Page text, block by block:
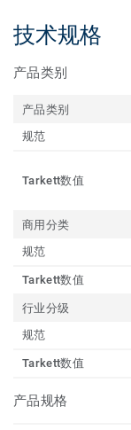
技术规格
产品类别
产品类别
规范
Tarkett数值
商用分类
规范
Tarkett数值
行业分级
规范
Tarkett数值
产品规格